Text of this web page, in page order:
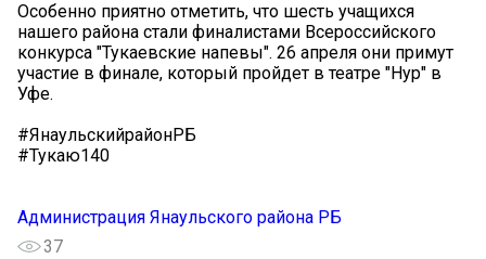
Особенно приятно отметить, что шесть учащихся
нашего района стали финалистами Всероссийского
конкурса "Тукаевские напевы". 26 апреля они примут
участие в финале, который пройдет в театре "Нур" в
Уфе.
#ЯнаульскийрайонРБ
#Тукаю140
Администрация Янаульского района РБ
37